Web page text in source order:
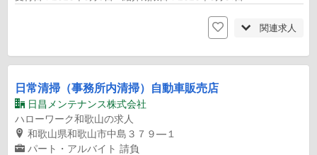
関連求人
日常清掃（事務所内清掃）自動車販売店
日昌メンテナンス株式会社
ハローワーク和歌山の求人
和歌山県和歌山市中島３７９―１
パート・アルバイト 請負